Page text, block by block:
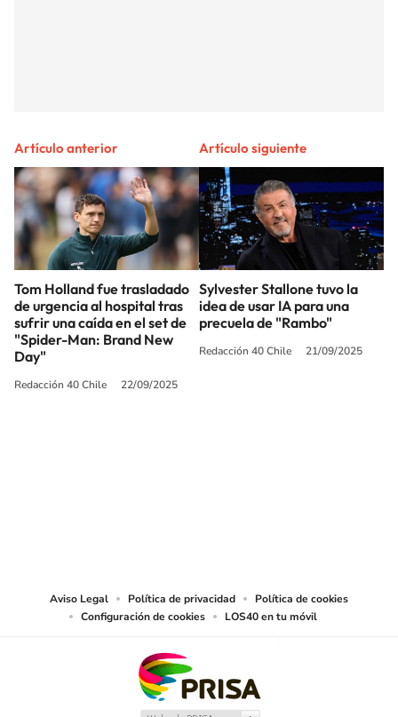
Artículo anterior
Tom Holland fue trasladado
de urgencia al hospital tras
sufrir una caída en el set de
"Spider-Man: Brand New
Day"
Redacción 40 Chile 22/09/2025
Artículo siguiente
Sylvester Stallone tuvo la
idea de usar IA para una
precuela de "Rambo"
Redacción 40 Chile 21/09/2025
Aviso Legal Política de privacidad
Política de cookies
Configuración de cookies
LOS40 en tu móvil